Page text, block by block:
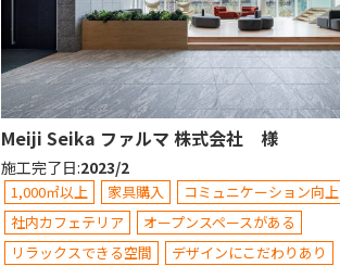
Meiji Seika ファルマ 株式会社 様
施工完了日:2023/2
1,000㎡以上 家具購入
コミュニケーション向上
社内カフェテリア
オープンスペースがある
リラックスできる空間
デザインにこだわりあり